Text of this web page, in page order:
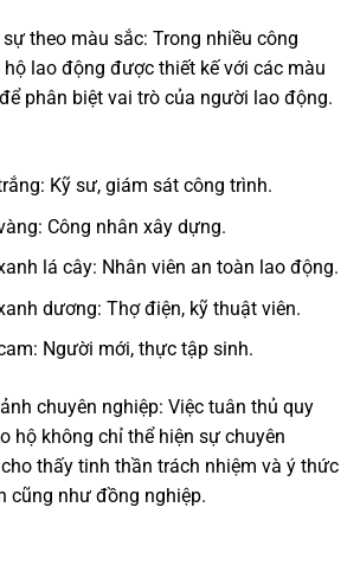
theo màu sắc: Trong nhiều công
lao động được thiết kế với các màu
phân biệt vai trò của người lao động.
Kỹ sư, giám sát công trình.
Công nhân xây dựng.
lá cây: Nhân viên an toàn lao động.
dương: Thợ điện, kỹ thuật viên.
Người mới, thực tập sinh.
chuyên nghiệp: Việc tuân thủ quy
hộ không chỉ thể hiện sự chuyên
thấy tinh thần trách nhiệm và ý thức
cũng như đồng nghiệp.